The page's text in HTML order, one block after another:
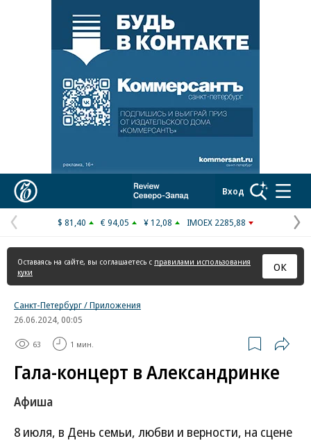
Реклама в «Ъ» www.kommersant.ru/ad
Вход
Предыдущая
страница
$ 81,40 € 94,05 ¥ 12,08 IMOEX 2285,88
Оставаясь на сайте, вы соглашаетесь с правилами использования
куки
ОК
Санкт-Петербург / Приложения
26.06.2024, 00:05
63 1 мин.
Гала-концерт в Александринке
Афиша
8 июля, в День семьи, любви и верности, на сцене